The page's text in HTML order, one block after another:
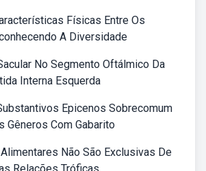
Físicas Entre Os
A Diversidade
No Segmento Oftálmico Da
Interna Esquerda
Epicenos Sobrecomum
Gêneros Com Gabarito
Não São Exclusivas De